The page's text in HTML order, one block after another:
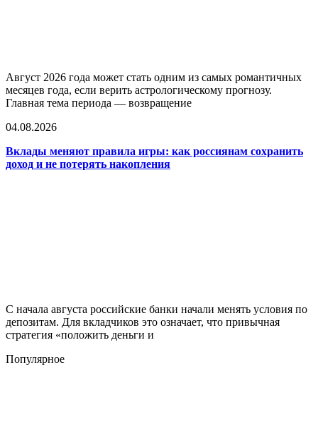
Август 2026 года может стать одним из самых романтичных
месяцев года, если верить астрологическому прогнозу.
Главная тема периода — возвращение
04.08.2026
Вклады меняют правила игры: как россиянам сохранить
доход и не потерять накопления
С начала августа российские банки начали менять условия по
депозитам. Для вкладчиков это означает, что привычная
стратегия «положить деньги и
Популярное